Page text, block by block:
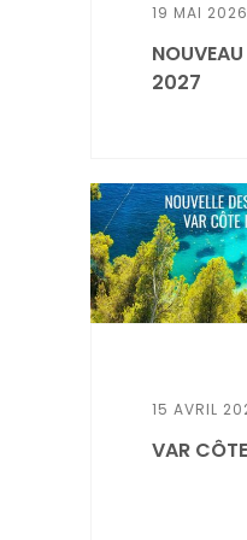
19 MAI 2026
2027
15 AVRIL
VAR